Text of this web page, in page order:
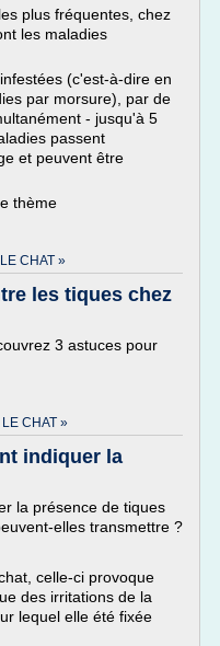
plus fréquentes, chez
les maladies
(c'est-à-dire en
par morsure), par de
- jusqu'à 5
passent
et peuvent être
thème
CHAT »
les tiques chez
3 astuces pour
CHAT »
indiquer la
la présence de tiques
elles transmettre ?
celle-ci provoque
des irritations de la
lequel elle été fixée